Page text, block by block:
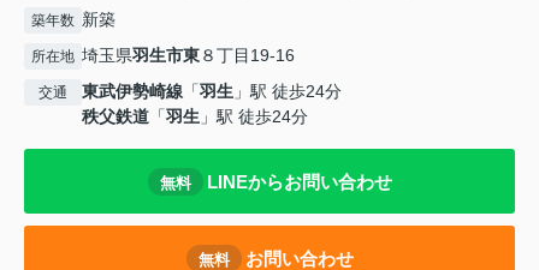
築年数 新築
所在地 埼玉県羽生市東８丁目19-16
交通 東武伊勢崎線 「羽生 」駅 徒歩24分
秩父鉄道 「羽生 」駅 徒歩24分
無料 LINEからお問い合わせ
無料 お問い合わせ